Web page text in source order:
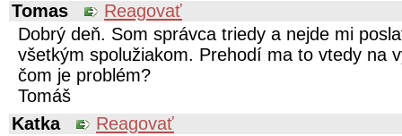
Tomas
Reagovať
Dobrý deň. Som správca triedy a nejde mi
všetkým spolužiakom. Prehodí ma to vtedy na
čom je problém?
Tomáš
Katka
Reagovať